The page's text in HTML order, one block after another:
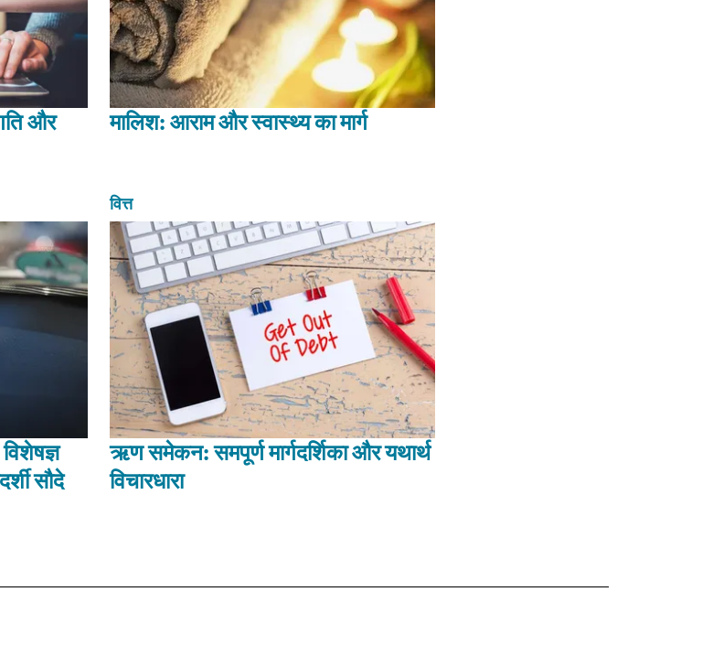
और
मालिश: आराम और स्वास्थ्य का मार्ग
सौदे
वित्त
ऋण समेकन: समपूर्ण मार्गदर्शिका और यथार्थ
विचारधारा